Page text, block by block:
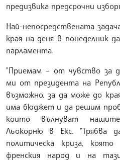
предизвика предсрочни
Най-непосредствената
края на деня в понеделник
парламента.
"Приемам – от чувство за
ми от президента на
възможно, за да може до
има бюджет и да решим
които вълнуват нашите
Льокорню в Екс. "Трябва
политическа криза, която
френския народ и на